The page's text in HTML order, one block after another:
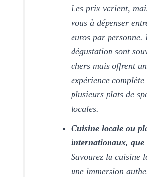
Les prix varient,
vous à dépenser
euros par personne.
dégustation sont
chers mais offrent
expérience complète
plusieurs plats de
locales.
Cuisine locale ou
internationaux, que
Savourez la cuisine
une immersion